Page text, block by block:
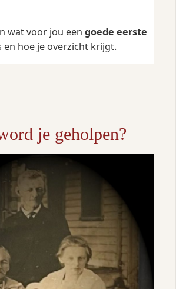
wat voor jou een goede eerste
en hoe je overzicht krijgt.
je geholpen?